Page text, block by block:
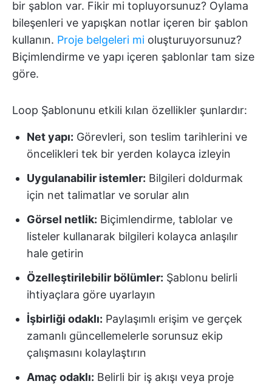
bir şablon var. Fikir mi topluyorsunuz? Oylama
bileşenleri ve yapışkan notlar içeren bir şablon
kullanın. Proje belgeleri mi oluşturuyorsunuz?
Biçimlendirme ve yapı içeren şablonlar tam size
göre.
Loop Şablonunu etkili kılan özellikler şunlardır:
Net yapı: Görevleri, son teslim tarihlerini ve
öncelikleri tek bir yerden kolayca izleyin
Uygulanabilir istemler: Bilgileri doldurmak
için net talimatlar ve sorular alın
Görsel netlik: Biçimlendirme, tablolar ve
listeler kullanarak bilgileri kolayca anlaşılır
hale getirin
Özelleştirilebilir bölümler: Şablonu belirli
ihtiyaçlara göre uyarlayın
İşbirliği odaklı: Paylaşımlı erişim ve gerçek
zamanlı güncellemelerle sorunsuz ekip
çalışmasını kolaylaştırın
Amaç odaklı: Belirli bir iş akışı veya proje